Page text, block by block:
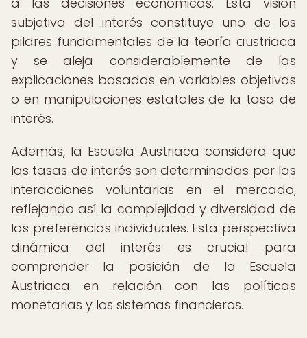
subjetiva del interés constituye uno de los
pilares fundamentales de la teoría austriaca
y se aleja considerablemente de las
explicaciones basadas en variables objetivas
o en manipulaciones estatales de la tasa de
interés.
Además, la Escuela Austriaca considera que
las tasas de interés son determinadas por las
interacciones voluntarias en el mercado,
reflejando así la complejidad y diversidad de
las preferencias individuales. Esta perspectiva
dinámica del interés es crucial para
comprender la posición de la Escuela
Austriaca en relación con las políticas
monetarias y los sistemas financieros.